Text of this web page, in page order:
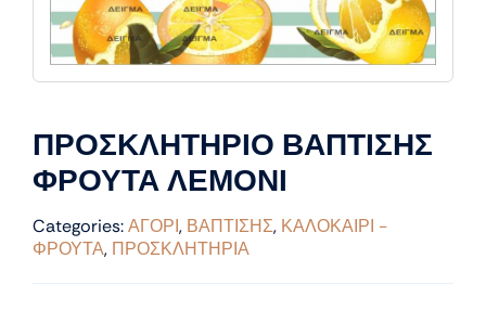
ΠΡΟΣΚΛΗΤΗΡΙΟ ΒΑΠΤΙΣΗΣ
ΦΡΟΥΤΑ ΛΕΜΟΝΙ
Categories:ΑΓΟΡΙ, ΒΑΠΤΙΣΗΣ, ΚΑΛΟΚΑΙΡΙ -
ΦΡΟΥΤΑ, ΠΡΟΣΚΛΗΤΗΡΙΑ